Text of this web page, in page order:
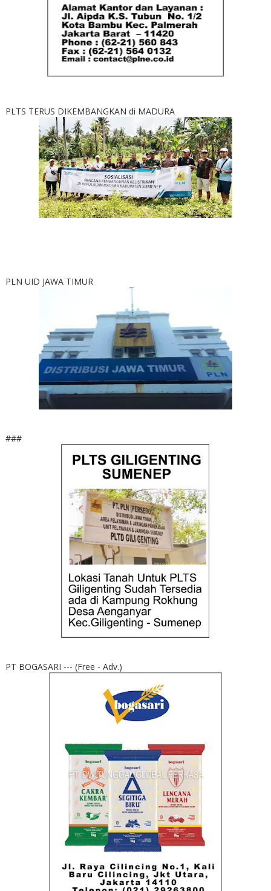
PLTS TERUS DIKEMBANGKAN di MADURA
PLN UID JAWA TIMUR
###
PT BOGASARI --- (Free - Adv.)